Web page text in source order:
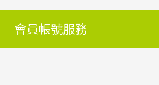
會員帳號服務